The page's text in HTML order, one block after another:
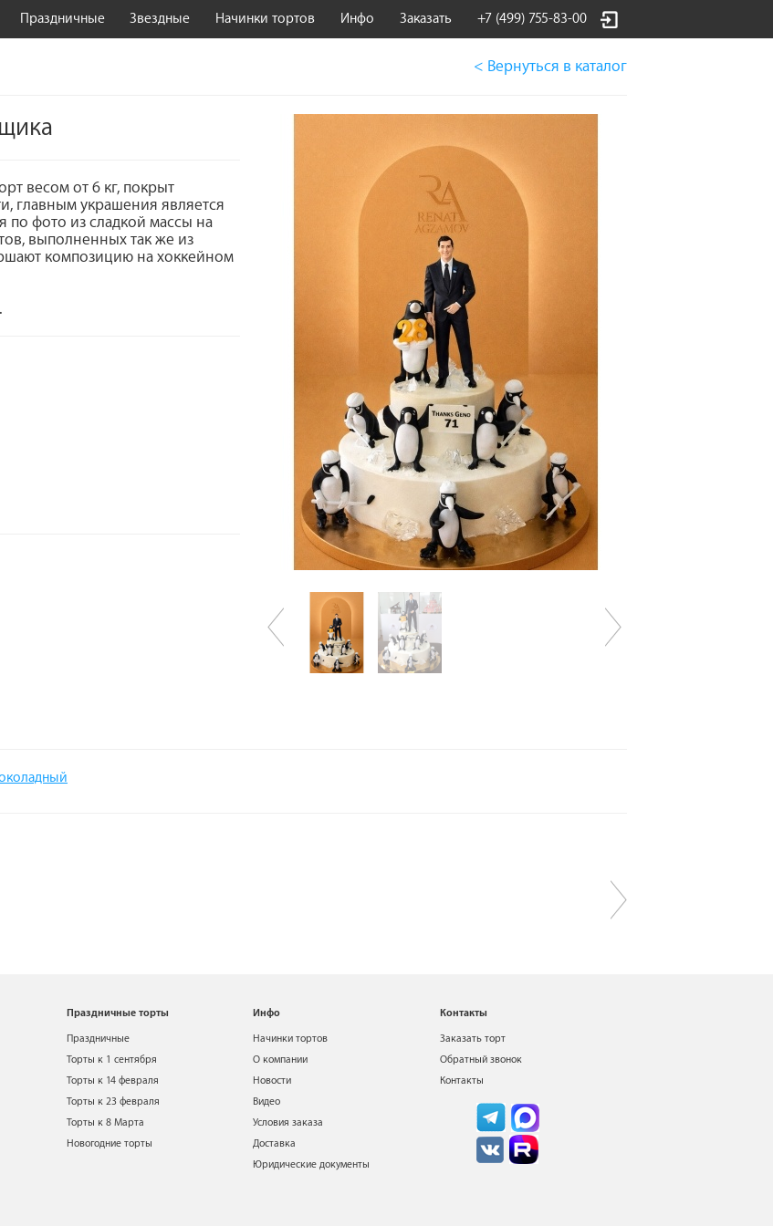
Праздничные Звездные Начинки тортов Инфо Заказать +7 (499) 755-83-00
< Вернуться в каталог
весом от 6 кг, покрыт
главным украшения является
по фото из сладкой массы на
выполненных так же из
композицию на хоккейном
Праздничные торты
Праздничные
Торты к 1 сентября
Торты к 14 февраля
Торты к 23 февраля
Торты к 8 Марта
Новогодние торты
Инфо
Начинки тортов
О компании
Новости
Видео
Условия заказа
Доставка
Юридические документы
Контакты
Заказать торт
Обратный звонок
Контакты